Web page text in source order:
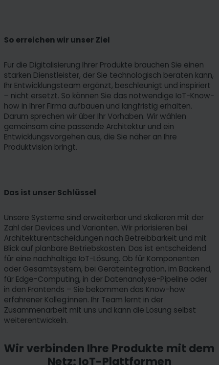
So erreichen wir unser Ziel
Für die Digitalisierung Ihrer Produkte brauchen Sie einen
starken Dienstleister, der Sie technologisch beraten kann,
Ihr Entwicklungsteam ergänzt, beschleunigt und inspiriert
– nicht ersetzt. So können Sie das notwendige IoT-Know-
how in Ihrer Firma aufbauen und langfristig erhalten.
Darum sprechen wir über Ihr Vorhaben. Wir wählen
gemeinsam eine passende Architektur und ein
Entwicklungsvorgehen aus, die Sie näher an Ihre
Produktvision bringt.
Das ist unser Schlüssel
Unsere Systeme sind erweiterbar und skalieren mit der
Zahl der Devices und Varianten. Wir priorisieren bei
Architekturentscheidungen nach Betreibbarkeit und mit
Blick auf planbare Betriebskosten. Das ist entscheidend
für eine nachhaltige IoT-Lösung. Ob für Komponenten
oder Gesamtsystem, bei Geräteintegration, im Backend,
für Edge-Computing, in der Datenanalyse-Pipeline oder
in den Frontends – Sie bekommen das Know-how
erfahrener Kolleg:innen. Ihr Team lernt in der
Zusammenarbeit mit uns und kann die Lösung selbst
weiterentwickeln.
Wir verbinden Ihre Produkte mit dem
Netz: IoT-Plattformen